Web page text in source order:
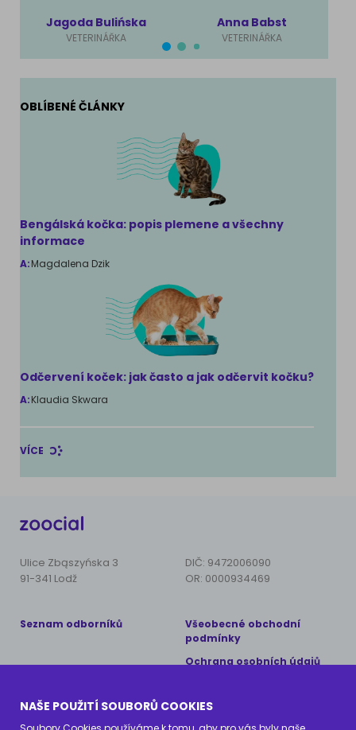
Jagoda Bulińska
VETERINÁŘKA
Anna Babst
VETERINÁŘKA
OBLÍBENÉ ČLÁNKY
Bengálská kočka: popis plemene a všechny
informace
A:Magdalena Dzik
Odčervení koček: jak často a jak odčervit kočku?
A:Klaudia Skwara
VÍCE
Ulice Zbąszyńska 3
91-341 Lodž
DIČ: 9472006090
OR: 0000934469
Seznam odborníků
Všeobecné obchodní
podmínky
Ochrana osobních údajů
Copyright © 2024 AnimalCare
Všechna práva vyhrazena
NAŠE POUŽITÍ SOUBORŮ COOKIES